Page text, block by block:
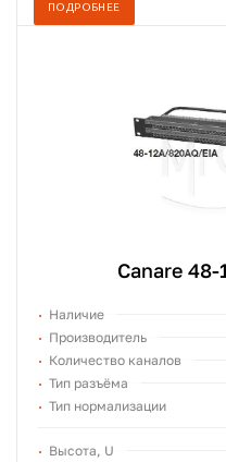
ПОДРОБНЕЕ
Canare
Наличие
Производитель
Количество каналов
Тип разъёма
Тип нормализации
Высота, U